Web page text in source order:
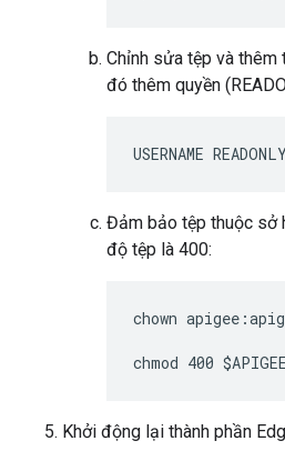
Chỉnh sửa tệp và
đó thêm quyền
USERNAME READONLY
Đảm bảo tệp thuộc sở
độ tệp là 400:
chown
chmod 400
Khởi động lại thành phần